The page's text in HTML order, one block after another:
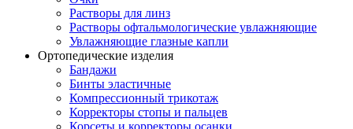
Растворы для линз
Растворы офтальмологические увлажняющие
Увлажняющие глазные капли
Ортопедические изделия
Бандажи
Бинты эластичные
Компрессионный трикотаж
Корректоры стопы и пальцев
Корсеты и корректоры осанки